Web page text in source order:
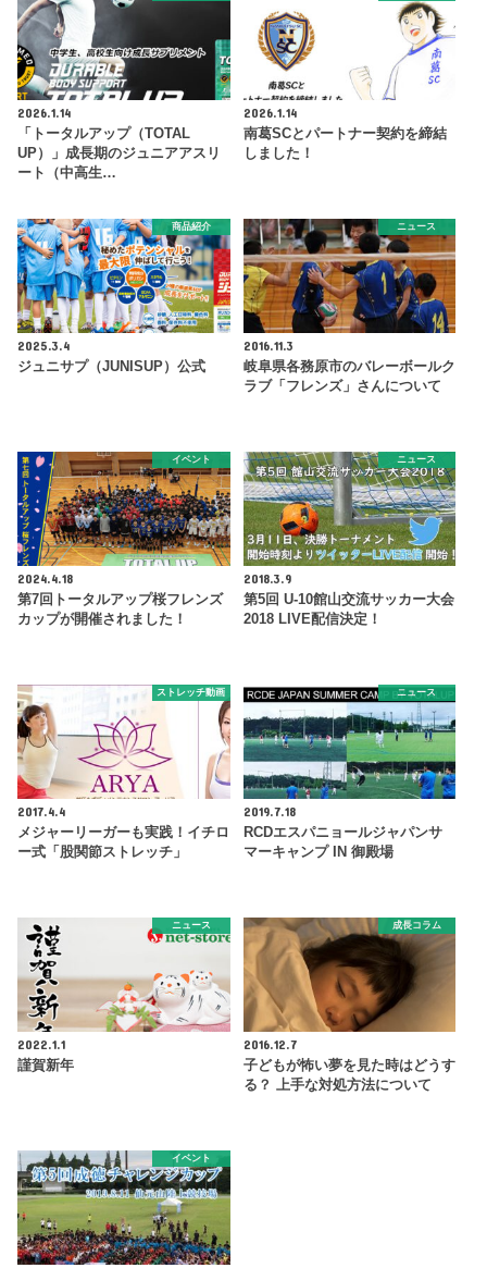
2026.1.14
「トータルアップ（TOTAL
UP）」成長期のジュニアアスリ
ート（中高生…
2026.1.14
南葛SCとパートナー契約を締結
しました！
商品紹介
2025.3.4
ジュニサプ（JUNISUP）公式
ニュース
2016.11.3
岐阜県各務原市のバレーボールク
ラブ「フレンズ」さんについて
イベント
2024.4.18
第7回トータルアップ桜フレンズ
カップが開催されました！
ニュース
2018.3.9
第5回 U-10館山交流サッカー大会
2018 LIVE配信決定！
ストレッチ動画
2017.4.4
メジャーリーガーも実践！イチロ
ー式「股関節ストレッチ」
ニュース
2019.7.18
RCDエスパニョールジャパンサ
マーキャンプ IN 御殿場
ニュース
2022.1.1
謹賀新年
成長コラム
2016.12.7
子どもが怖い夢を見た時はどうす
る？ 上手な対処方法について
イベント